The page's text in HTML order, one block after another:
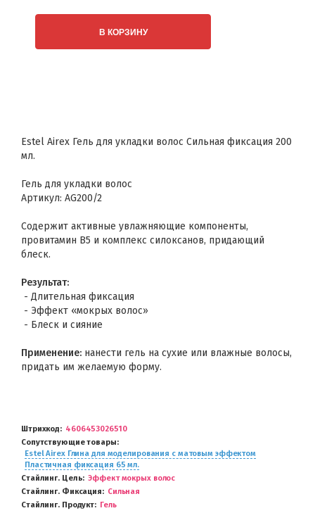
В КОРЗИНУ
Estel Airex Гель для укладки волос Сильная фиксация 200
мл.
Гель для укладки волос
Артикул: AG200/2
Содержит активные увлажняющие компоненты,
провитамин В5 и комплекс силоксанов, придающий
блеск.
Результат:
- Длительная фиксация
- Эффект «мокрых волос»
- Блеск и сияние
Применение: нанести гель на сухие или влажные волосы,
придать им желаемую форму.
Штрихкод
4606453026510
Сопутствующие товары
Estel Airex Глина для моделирования с матовым эффектом
Пластичная фиксация 65 мл.
Стайлинг. Цель
Эффект мокрых волос
Стайлинг. Фиксация
Сильная
Стайлинг. Продукт
Гель